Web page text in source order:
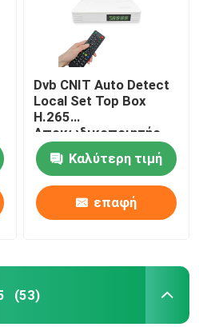
Dvb CNIT Auto Detect
Local Set Top Box
H.265
Αποκωδικοποιητής
εικόνων
Καλύτερη τιμή
επαφή
(53)